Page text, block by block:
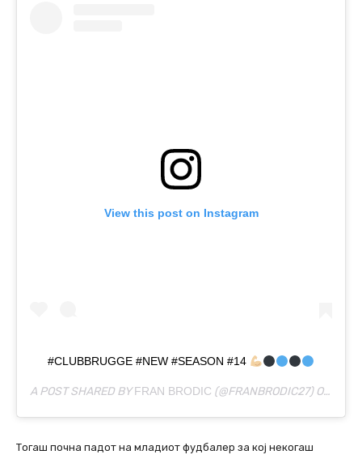
View this post on Instagram
#CLUBBRUGGE #NEW #SEASON #14
A POST SHARED BYFRAN BRODIC (@FRANBRODIC27) ON
Тогаш почна падот на младиот фудбалер за кој некогаш